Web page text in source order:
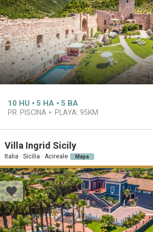
10 HU 5 HA 5 BA
PR. PISCINA PLAYA: 95KM
Villa Ingrid Sicily
Italia · Sicilia · Acireale Mapa